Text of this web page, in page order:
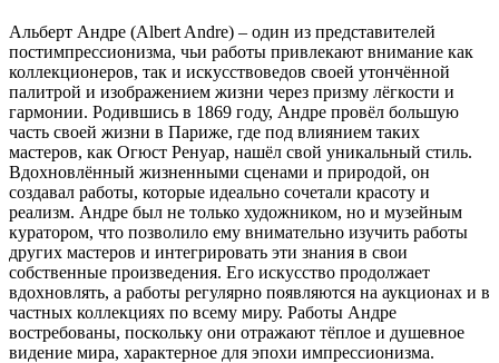
Альберт Андре (Albert Andre) – один из представителей
постимпрессионизма, чьи работы привлекают внимание как
коллекционеров, так и искусствоведов своей утончённой
палитрой и изображением жизни через призму лёгкости и
гармонии. Родившись в 1869 году, Андре провёл большую
часть своей жизни в Париже, где под влиянием таких
мастеров, как Огюст Ренуар, нашёл свой уникальный стиль.
Вдохновлённый жизненными сценами и природой, он
создавал работы, которые идеально сочетали красоту и
реализм. Андре был не только художником, но и музейным
куратором, что позволило ему внимательно изучить работы
других мастеров и интегрировать эти знания в свои
собственные произведения. Его искусство продолжает
вдохновлять, а работы регулярно появляются на аукционах и в
частных коллекциях по всему миру. Работы Андре
востребованы, поскольку они отражают тёплое и душевное
видение мира, характерное для эпохи импрессионизма.